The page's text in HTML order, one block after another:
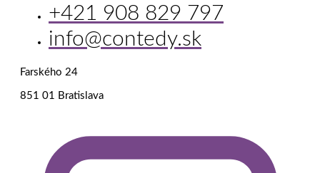
+421 908 829 797
info@contedy.sk
Farského 24
851 01 Bratislava